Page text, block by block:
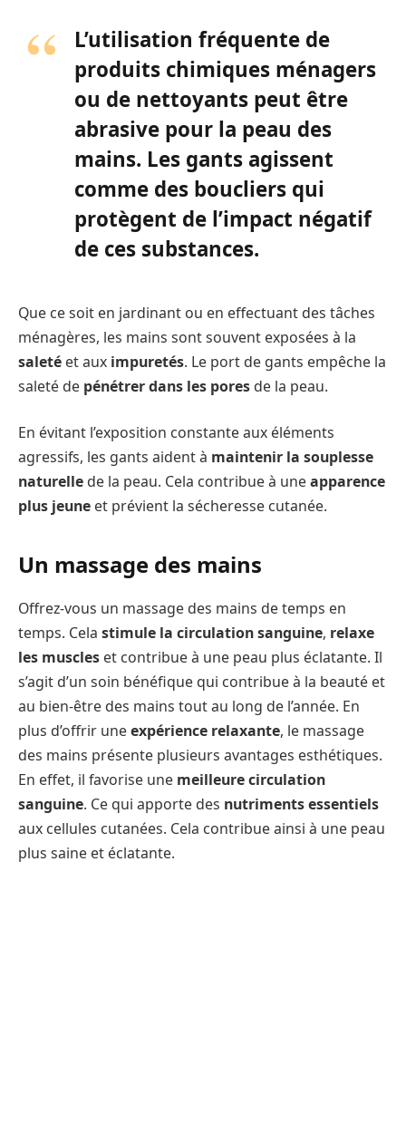
L’utilisation fréquente de
produits chimiques ménagers
ou de nettoyants peut être
abrasive pour la peau des
mains. Les gants agissent
comme des boucliers qui
protègent de l’impact négatif
de ces substances.
Que ce soit en jardinant ou en effectuant des tâches
ménagères, les mains sont souvent exposées à la
saleté et aux impuretés. Le port de gants empêche la
saleté de pénétrer dans les pores de la peau.
En évitant l’exposition constante aux éléments
agressifs, les gants aident à maintenir la souplesse
naturelle de la peau. Cela contribue à uneapparence
plus jeune et prévient la sécheresse cutanée.
Un massage des mains
Offrez-vous un massage des mains de temps en
temps. Cela stimule la circulation sanguine, relaxe
les muscles et contribue à une peau plus éclatante. Il
s’agit d’un soin bénéfique qui contribue à la beauté et
au bien-être des mains tout au long de l’année. En
plus d’offrir uneexpérience relaxante, le massage
des mains présente plusieurs avantages esthétiques.
En effet, il favorise une meilleure circulation
sanguine. Ce qui apporte des nutriments essentiels
aux cellules cutanées. Cela contribue ainsi à une peau
plus saine et éclatante.